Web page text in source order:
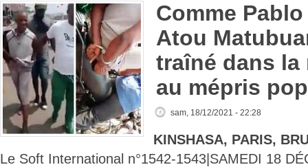
Comme
Atou
traîné dans la
au mépris
sam, 18/12/2021 - 22:28
KINSHASA, PARIS,
Le Soft International n°1542-1543|SAMEDI 18